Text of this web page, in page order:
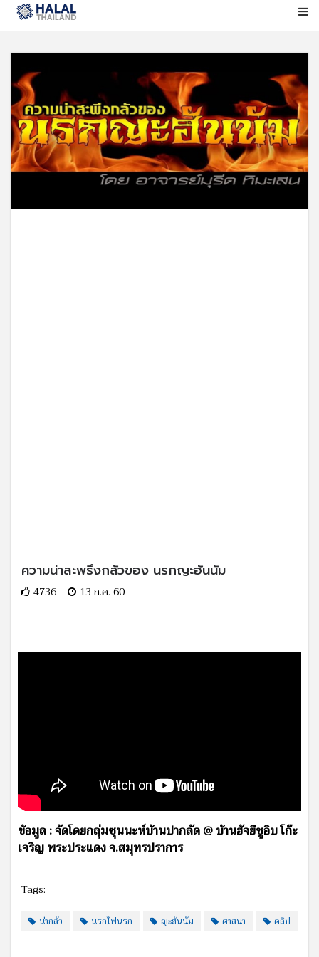
ความน่าสะพรึงกลัวของ นรกญะฮันนัม
4736 13 ก.ค. 60
ข้อมูล : จัดโดยกลุ่มซุนนะห์บ้านปากลัด @ บ้านฮัจยีชูอิบ โก๊ะ
เจริญ พระประแดง จ.สมุทรปราการ
Tags:
น่ากลัว นรกไฟนรก ญะฮันนัม ศาสนา คลิป